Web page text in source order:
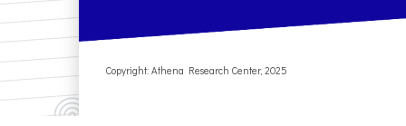
Copyright: Athena Research Center, 2025